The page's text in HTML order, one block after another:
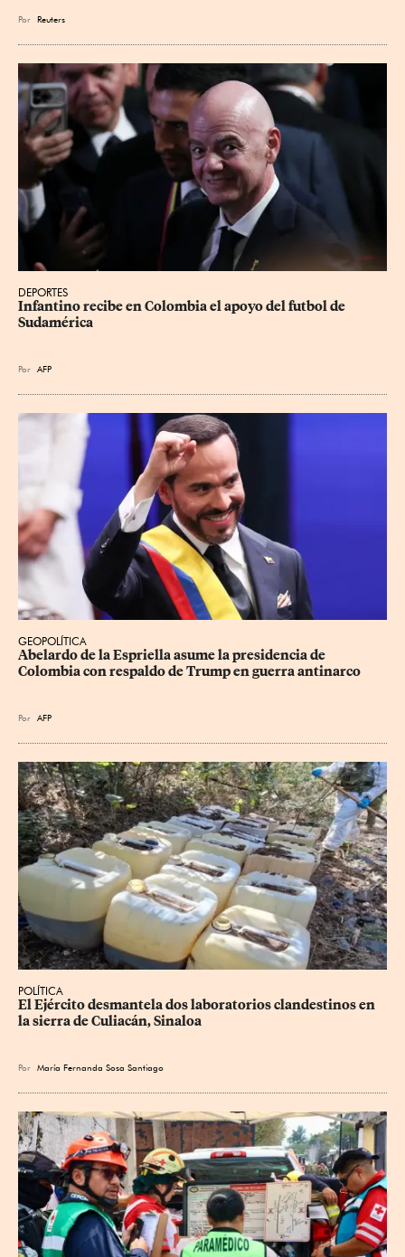
Por Reuters
DEPORTES
Infantino recibe en Colombia el apoyo del futbol de
Sudamérica
Por AFP
GEOPOLÍTICA
Abelardo de la Espriella asume la presidencia de
Colombia con respaldo de Trump en guerra antinarco
Por AFP
POLÍTICA
El Ejército desmantela dos laboratorios clandestinos en
la sierra de Culiacán, Sinaloa
Por María Fernanda Sosa Santiago